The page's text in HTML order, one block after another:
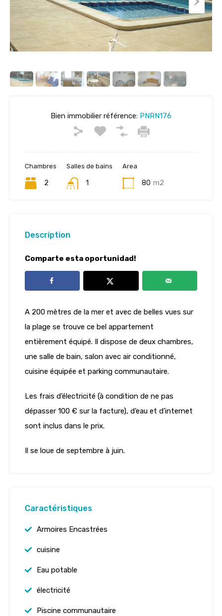
Bien immobilier référence: PNRN176
Chambres
2
Salles de bains
1
Area
80 m2
Description
Comparte esta oportunidad!
A 200 mètres de la mer et avec de belles vues sur
la plage se trouve ce bel appartement
entièrement équipé. Il dispose de deux chambres,
une salle de bain, salon avec air conditionné,
cuisine équipée et parking communautaire.
Les frais d’électricité (à condition de ne pas
dépasser 100 € sur la facture), d’eau et d’internet
sont inclus dans le prix.
Il se loue de septembre à juin.
Caractéristiques
Armoires Encastrées
cuisine
Eau potable
électricité
Piscine communautaire